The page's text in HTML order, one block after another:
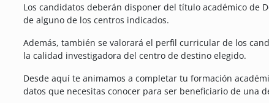
Los candidatos deberán disponer del título académico de
de alguno de los centros indicados.
Además, también se valorará el perfil curricular de los
la calidad investigadora del centro de destino elegido.
Desde aquí te animamos a completar tu formación
datos que necesitas conocer para ser beneficiario de una